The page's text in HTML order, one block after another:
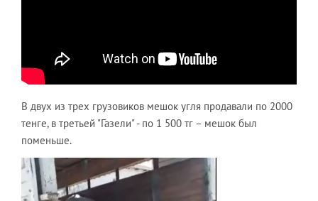
В двух из трех грузовиков мешок угля продавали по 2000
тенге, в третьей "Газели" - по 1 500 тг – мешок был
поменьше.